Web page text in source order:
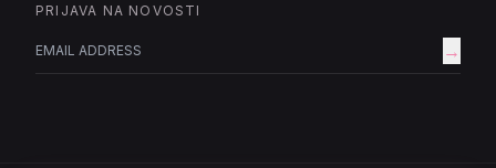
PRIJAVA NA NOVOSTI
→